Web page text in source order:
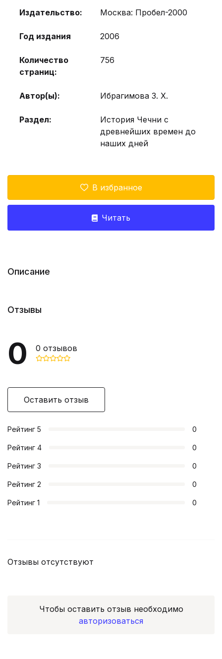
Издательство: Москва: Пробел-2000
Год издания 2006
Количество
страниц:
756
Автор(ы): Ибрагимова З. Х.
Раздел:
История Чечни с
древнейших времен до
наших дней
В избранное
Читать
Описание
Отзывы
0 0 отзывов
Оставить отзыв
Рейтинг 5 0
Рейтинг 4 0
Рейтинг 3 0
Рейтинг 2 0
Рейтинг 1 0
Отзывы отсутствуют
Чтобы оставить отзыв необходимо
авторизоваться